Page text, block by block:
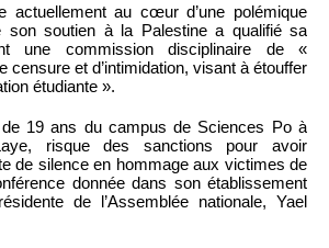
actuellement au cœur d’une polémique
son soutien à la Palestine a qualifié sa
une commission disciplinaire de «
censure et d’intimidation, visant à étouffer
étudiante ».
de 19 ans du campus de Sciences Po à
Laye, risque des sanctions pour avoir
de silence en hommage aux victimes de
donnée dans son établissement
de l’Assemblée nationale, Yael